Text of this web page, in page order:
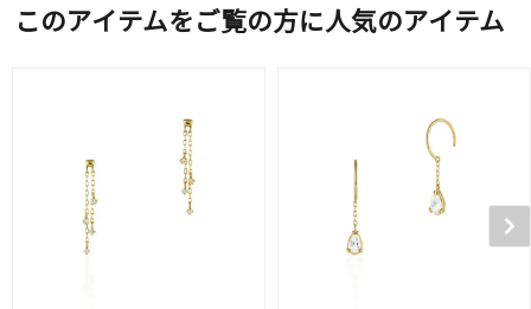
このアイテムをご覧の方に人気のアイテム